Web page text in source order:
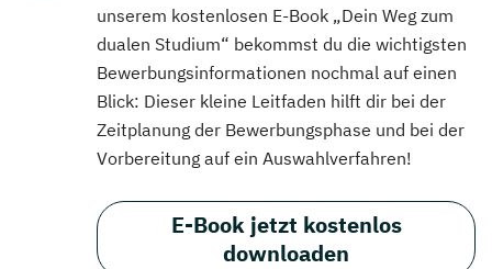
unserem kostenlosen E-Book „Dein Weg zum
dualen Studium“ bekommst du die wichtigsten
Bewerbungsinformationen nochmal auf einen
Blick: Dieser kleine Leitfaden hilft dir bei der
Zeitplanung der Bewerbungsphase und bei der
Vorbereitung auf ein Auswahlverfahren!
E-Book jetzt kostenlos
downloaden